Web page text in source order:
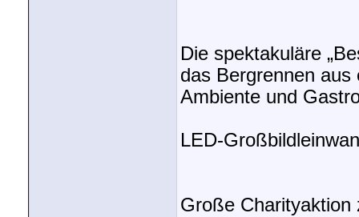
Die spektakuläre
das Bergrennen
Ambiente und
LED-
Große Charityaktion